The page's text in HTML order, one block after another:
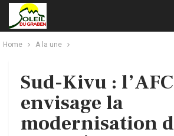
Home A la une
Sud-Kivu :
envisage la
modernisation